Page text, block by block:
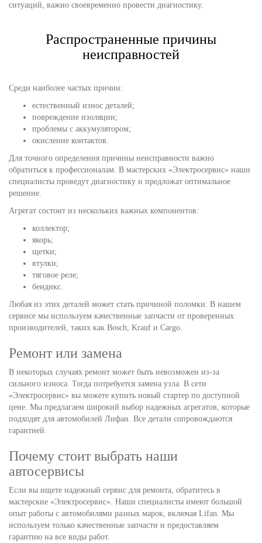
ситуаций, важно своевременно провести диагностику.
Распространенные причины
неисправностей
Среди наиболее частых причин:
естественный износ деталей;
повреждение изоляции;
проблемы с аккумулятором;
окисление контактов.
Для точного определения причины неисправности важно
обратиться к профессионалам. В мастерских «Электросервис» наши
специалисты проведут диагностику и предложат оптимальное
решение.
Агрегат состоит из нескольких важных компонентов:
коллектор;
якорь;
щетки;
втулки;
тяговое реле;
бендикс.
Любая из этих деталей может стать причиной поломки. В нашем
сервисе мы используем качественные запчасти от проверенных
производителей, таких как Bosch, Krauf и Cargo.
Ремонт или замена
В некоторых случаях ремонт может быть невозможен из-за
сильного износа. Тогда потребуется замена узла. В сети
«Электросервис» вы можете купить новый стартер по доступной
цене. Мы предлагаем широкий выбор надежных агрегатов, которые
подходят для автомобилей Лифан. Все детали сопровождаются
гарантией.
Почему стоит выбрать наши
автосервисы
Если вы ищете надежный сервис для ремонта, обратитесь в
мастерские «Электросервис». Наши специалисты имеют большой
опыт работы с автомобилями разных марок, включая Lifan. Мы
используем только качественные запчасти и предоставляем
гарантию на все виды работ.